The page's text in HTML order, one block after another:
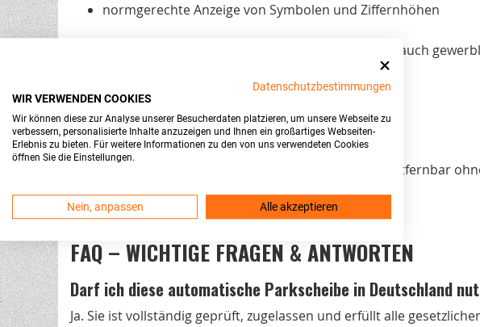
normgerechte Anzeige von Symbolen und Ziffernhöhen
Damit eignet sich dieses Modell sowohl für private als auch
Farbe: Blau, mit kontrastreichem LCD-Display
Format: kompakte, gesetzeskonforme Größe
Befestigung: inklusive 4 selbstklebender Pads (entfernbar
FAQ – WICHTIGE FRAGEN & ANTWORTEN
Darf ich diese automatische Parkscheibe in Deutschland
Ja. Sie ist vollständig geprüft, zugelassen und erfüllt alle
Datenschutzbestimmungen
WIR VERWENDEN COOKIES
Wir können diese zur Analyse unserer Besucherdaten platzieren, um unsere Webseite zu
verbessern, personalisierte Inhalte anzuzeigen und Ihnen ein großartiges Webseiten-
Erlebnis zu bieten. Für weitere Informationen zu den von uns verwendeten Cookies
öffnen Sie die Einstellungen.
Nein, anpassen Alle akzeptieren